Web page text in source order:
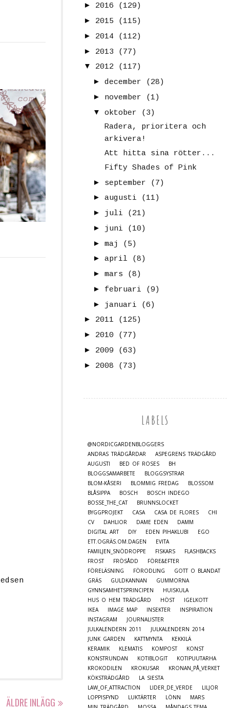
ÄLDRE INLÄGG
► 2016
(129)
► 2015
(115)
► 2014
(112)
► 2013
(77)
▼
2012
(117)
► december
(28)
► november
(1)
▼
oktober
(3)
Radera, prioritera och
arkivera!
Att hitta sina rötter...
Fifty Shades of Pink
► september
(7)
► augusti
(11)
► juli
(21)
► juni
(10)
► maj
(5)
► april
(8)
► mars
(8)
► februari
(9)
► januari
(6)
► 2011
(125)
► 2010
(77)
► 2009
(63)
► 2008 (73)
LABELS
@NORDICGARDENBLOGGERS
ANDRAS TRÄDGÅRDAR
ASPEGRENS TRÄDGÅRD
AUGUSTI
BED OF ROSES
BH
BLOGGSAMARBETE
BLOGGSYSTRAR
BLOM-KÅSERI
BLOMMIG FREDAG
BLOSSOM
BLÅSIPPA
BOSCH
BOSCH INDEGO
BOSSE_THE_CAT
BRUNNSLOCKET
BYGGPROJEKT
CASA CASA DE FLORES
CHI
CV
DAHLIOR DAME EDEN
DAMM
DIGITAL ART
DIY EDEN PIHAKLUBI
EGO
ETT.OGRÄS.OM.DAGEN
EVITA
FAMILJEN_SNÖDROPPE
FISKARS
FLASHBACKS
FROST
FRÖSÅDD
FÖRE&EFTER
FÖRELÄSNING
FÖRODLING
GOTT O BLANDAT
GRÄS
GULDKANNAN
GUMMORNA
GYNNSAMHETSPRINCIPEN
HUISKULA
HUS O HEM TRÄDGÅRD
HÖST
IGELKOTT
IKEA
IMAGE MAP INSEKTER
INSPIRATION
INSTAGRAM
JOURNALISTER
JULKALENDERN 2011
JULKALENDERN 2014
JUNK GARDEN
KATTMYNTA
KEKKILÄ
KERAMIK
KLEMATIS KOMPOST
KONST
KONSTRUNDAN
KOTIBLOGIT
KOTIPUUTARHA
KROKODILEN
KROKUSAR
KRONAN_PÅ_VERKET
KÖKSTRÄDGÅRD
LA SIESTA
LAW_OF_ATTRACTION
LIDER_DE_VERDE
LILJOR
LOPPISFYND
LUKTÄRTER LÖNN
MARS